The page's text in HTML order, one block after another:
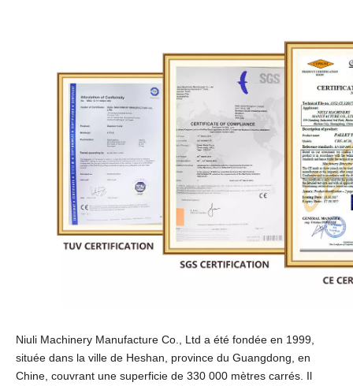
Niuli Machinery Manufacture Co., Ltd a été fondée en 1999,
située dans la ville de Heshan, province du Guangdong, en
Chine, couvrant une superficie de 330 000 mètres carrés. Il